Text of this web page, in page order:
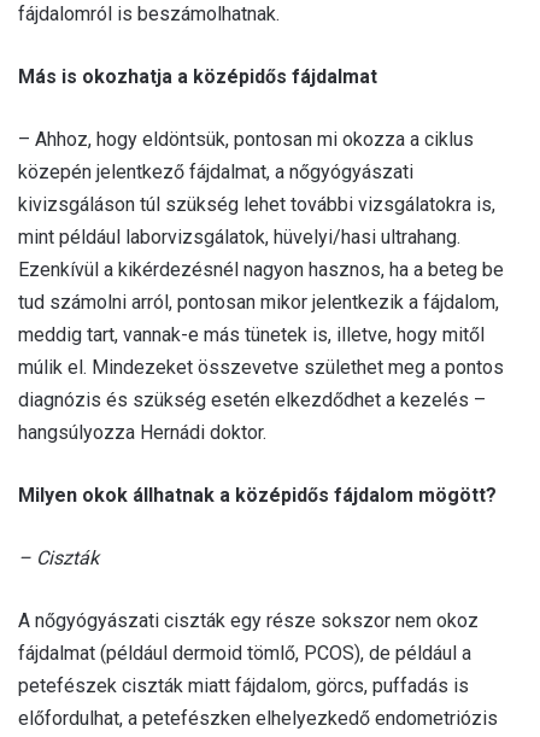
fájdalomról is beszámolhatnak.
Más is okozhatja a középidős fájdalmat
– Ahhoz, hogy eldöntsük, pontosan mi okozza a ciklus
közepén jelentkező fájdalmat, a nőgyógyászati
kivizsgáláson túl szükség lehet további vizsgálatokra is,
mint például laborvizsgálatok, hüvelyi/hasi ultrahang.
Ezenkívül a kikérdezésnél nagyon hasznos, ha a beteg be
tud számolni arról, pontosan mikor jelentkezik a fájdalom,
meddig tart, vannak-e más tünetek is, illetve, hogy mitől
múlik el. Mindezeket összevetve születhet meg a pontos
diagnózis és szükség esetén elkezdődhet a kezelés –
hangsúlyozza Hernádi doktor.
Milyen okok állhatnak a középidős fájdalom mögött?
– Ciszták
A nőgyógyászati ciszták egy része sokszor nem okoz
fájdalmat (például dermoid tömlő, PCOS), de például a
petefészek ciszták miatt fájdalom, görcs, puffadás is
előfordulhat, a petefészken elhelyezkedő endometriózis